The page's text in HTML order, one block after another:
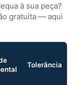
à sua peça?
gratuita — aqui
Tolerância